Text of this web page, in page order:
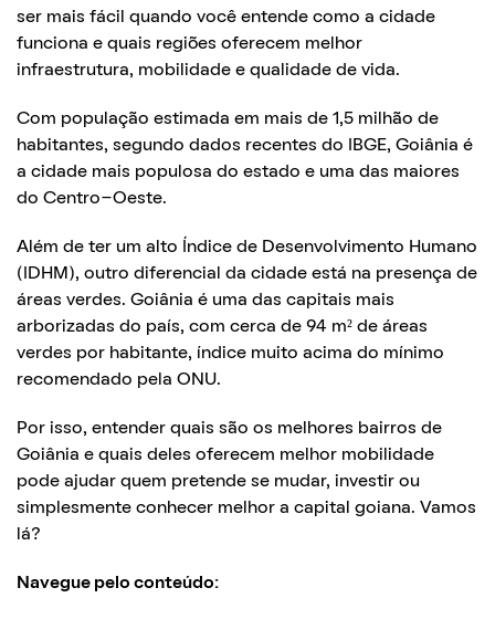
ser mais fácil quando você entende como a cidade
funciona e quais regiões oferecem melhor
infraestrutura, mobilidade e qualidade de vida.
Com população estimada em mais de 1,5 milhão de
habitantes, segundo dados recentes do IBGE, Goiânia é
a cidade mais populosa do estado e uma das maiores
do Centro-Oeste.
Além de ter um alto Índice de Desenvolvimento Humano
(IDHM), outro diferencial da cidade está na presença de
áreas verdes. Goiânia é uma das capitais mais
arborizadas do país, com cerca de 94 m² de áreas
verdes por habitante, índice muito acima do mínimo
recomendado pela ONU.
Por isso, entender quais são os melhores bairros de
Goiânia e quais deles oferecem melhor mobilidade
pode ajudar quem pretende se mudar, investir ou
simplesmente conhecer melhor a capital goiana. Vamos
lá?
Navegue pelo conteúdo: